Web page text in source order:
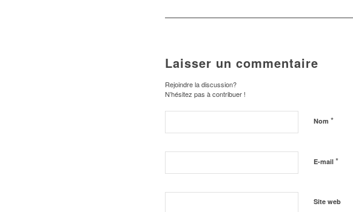
Laisser un commentaire
Rejoindre la discussion?
N’hésitez pas à contribuer !
Nom *
E-mail *
Site web